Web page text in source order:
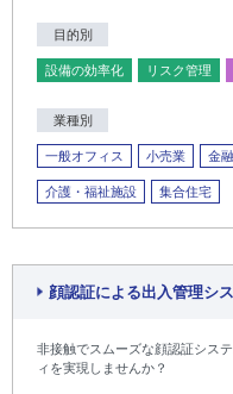
目的別
設備の効率化 リスク管理
業種別
一般オフィス 小売業 金
介護・福祉施設 集合住宅
顔認証による出入管理シ
非接触でスムーズな顔認証シス
ィを実現しませんか？